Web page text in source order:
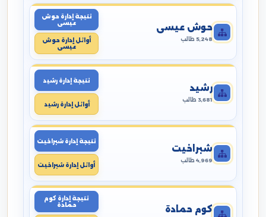
حوش عيسى
5,248 طالب
نتيجة إدارة حوش
عيسى
أوائل إدارة حوش
عيسى
رشيد
3,681 طالب
نتيجة إدارة رشيد
أوائل إدارة رشيد
شبراخيت
4,969 طالب
نتيجة إدارة شبراخيت
أوائل إدارة شبراخيت
كوم حمادة
نتيجة إدارة كوم
حمادة